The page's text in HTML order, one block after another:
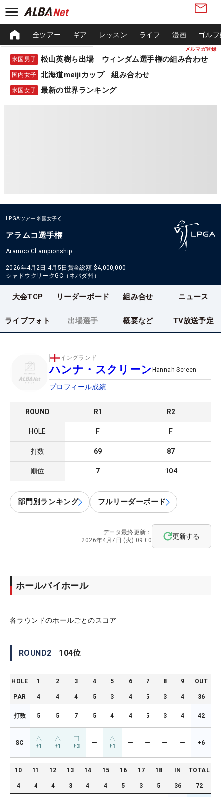
メルマガ登録
全ツアー ギア レッスン ライフ 漫画 ゴル
米国男子 松山英樹ら出場 ウィンダム選手権の組み合わせ
国内女子 北海道meijiカップ 組み合わせ
米国女子 最新の世界ランキング
LPGAツアー 米国女子
アラムコ選手権
Aramco Championship
2026年4月2日-4月5日 賞金総額 $4,000,000
シャドウクリークGC（ネバダ州）
大会TOP リーダーボード 組み合せ ニュース
ライブフォト 出場選手 概要など TV放送予定
イングランド
ハンナ・スクリーン Hannah Screen
プロフィール成績
ROUND R1 R2
HOLE F F
打数 69 87
順位 7 104
部門別ランキング フルリーダーボード
データ最終更新：
2026年4月7日 (火) 09:00
更新する
ホールバイホール
各ラウンドのホールごとのスコア
ROUND2 104位
HOLE 1 2 3 4 5 6 7 8 9 OUT
PAR 4 4 4 5 3 4 5 3 4 36
打数 5 5 7 5 4 4 5 3 4 42
SC +1 +1 +3 ー +1 ー ー ー ー +6
10 11 12 13 14 15 16 17 18 IN TOTAL
4 4 4 3 4 4 5 3 5 36 72